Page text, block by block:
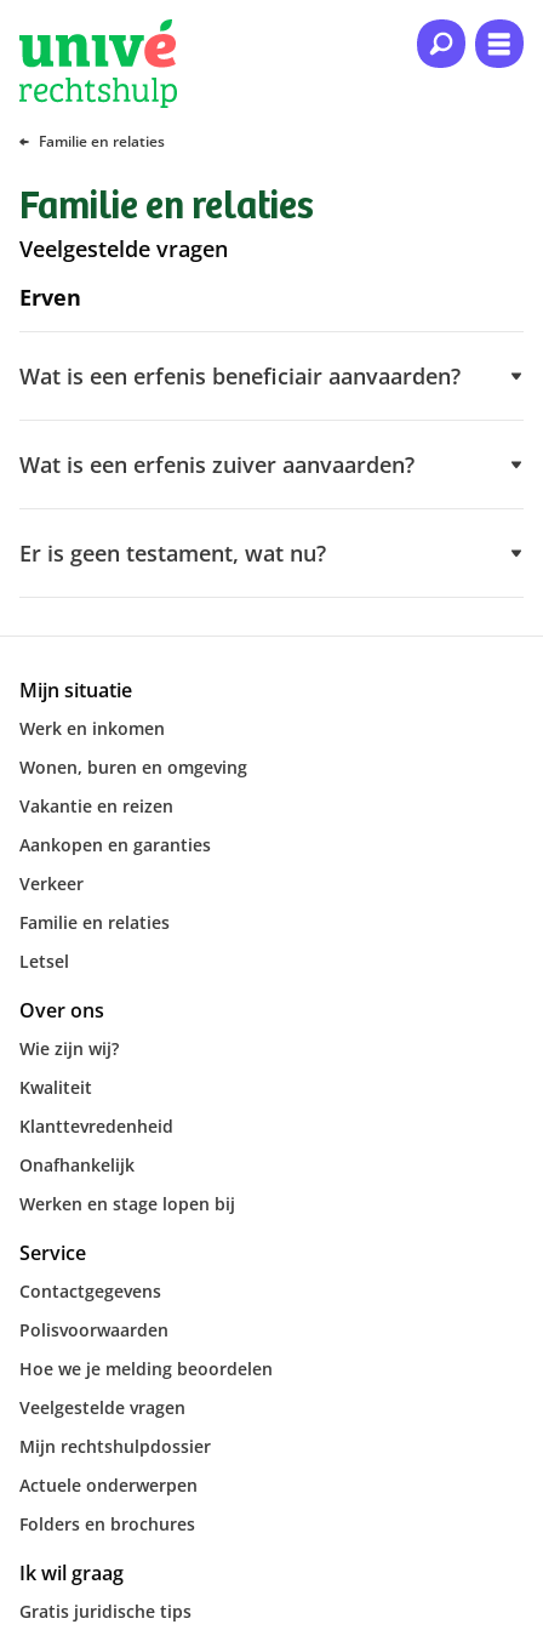
Naar hoofdinhoud
Naar hoofdnavigatie
Naar footer
Familie en relaties
Familie en relaties
Veelgestelde vragen
Erven
Wat is een erfenis beneficiair aanvaarden?
Wat is een erfenis zuiver aanvaarden?
Er is geen testament, wat nu?
Mijn situatie
Werk en inkomen
Wonen, buren en omgeving
Vakantie en reizen
Aankopen en garanties
Verkeer
Familie en relaties
Letsel
Over ons
Wie zijn wij?
Kwaliteit
Klanttevredenheid
Onafhankelijk
Werken en stage lopen bij
Service
Contactgegevens
Polisvoorwaarden
Hoe we je melding beoordelen
Veelgestelde vragen
Mijn rechtshulpdossier
Actuele onderwerpen
Folders en brochures
Ik wil graag
Gratis juridische tips